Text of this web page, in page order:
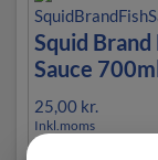
Squid Brand
Sauce
25,00 kr.
Inkl.moms